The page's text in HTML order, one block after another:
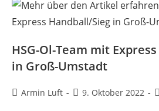
HSG-Ol-Team mit
in Groß-Umstadt
Armin Luft 9. Oktober 2022